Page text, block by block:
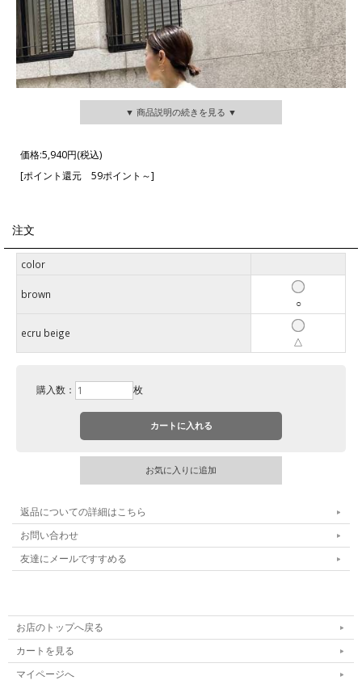
▼ 商品説明の続きを見る ▼
価格:5,940円(税込)
[ポイント還元 59ポイント～]
注文
color
brown
○
ecru beige
△
購入数： 枚
返品についての詳細はこちら
お問い合わせ
友達にメールですすめる
お店のトップへ戻る
カートを見る
マイページへ